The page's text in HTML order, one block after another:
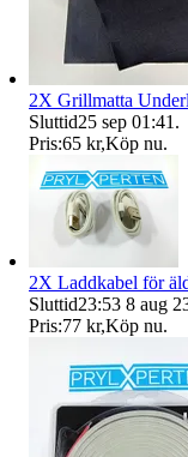
2X Grillmatta
Sluttid25 sep 01:41 .
Pris:65 kr,Köp nu.
2X Laddkabel för
Sluttid23:53 8 aug
Pris:77 kr,Köp nu.